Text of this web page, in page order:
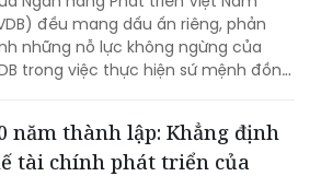
đều mang dấu ấn riêng, phản
những nỗ lực không ngừng của
trong việc thực hiện sứ mệnh đồng
Trường cho biết khi chia sẻ về
đường 20 năm hình thành và
năm thành lập: Khẳng định
tài chính phát triển của